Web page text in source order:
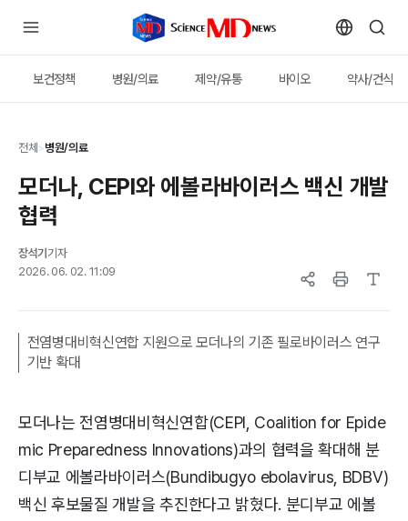
보건정책 병원/의료 제약/유통 바이오 약사/건식
전체 >병원/의료
모더나, CEPI와 에볼라바이러스 백신 개발
협력
장석기기자
2026. 06. 02. 11:09
전염병대비혁신연합 지원으로 모더나의 기존 필로바이러스 연구
기반 확대
모더나는 전염병대비혁신연합(CEPI, Coalition for Epide
mic Preparedness Innovations)과의 협력을 확대해 분
디부교 에볼라바이러스(Bundibugyo ebolavirus, BDBV)
백신 후보물질 개발을 추진한다고 밝혔다. 분디부교 에볼